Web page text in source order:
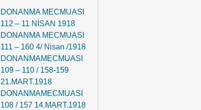
DONANMA MECMUASI
112 – 11 NİSAN 1918
DONANMA MECMUASI
111 – 160 4/ Nisan /1918
DONANMAMECMUASI
109 – 110 / 158-159
21.MART.1918
DONANMAMECMUASI
108 / 157 14.MART.1918